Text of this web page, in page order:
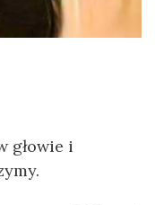
głowie i